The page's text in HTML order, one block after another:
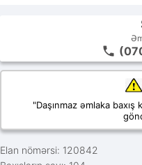
"Daşınmaz əmlaka
Elan nömərsi: 120842